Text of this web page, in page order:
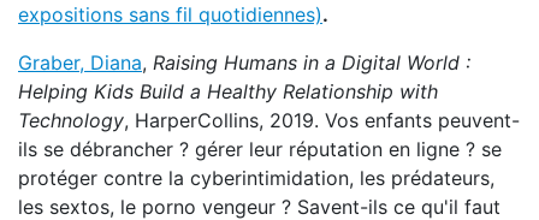
expositions sans fil quotidiennes).
Graber, Diana, Raising Humans in a Digital World :
Helping Kids Build a Healthy Relationship with
Technology, HarperCollins, 2019. Vos enfants peuvent-
ils se débrancher ? gérer leur réputation en ligne ? se
protéger contre la cyberintimidation, les prédateurs,
les sextos, le porno vengeur ? Savent-ils ce qu'il faut